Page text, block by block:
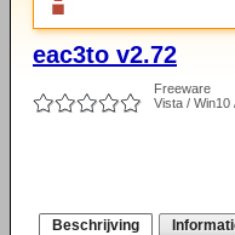
eac3to v2.72
Freeware
Vista / Win10
Beschrijving